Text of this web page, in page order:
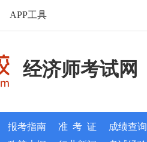
APP工具
经济师考试网
报考指南 准 考 证
成绩查询